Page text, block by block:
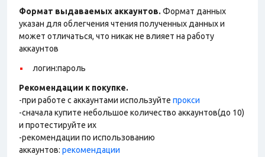
Формат выдаваемых аккаунтов. Формат данных
указан для облегчения чтения полученных данных и
может отличаться, что никак не влияет на работу
аккаунтов
логин:пароль
Рекомендации к покупке.
-при работе с аккаунтами используйте прокси
-сначала купите небольшое количество аккаунтов(до 10)
и протестируйте их
-рекомендации по использованию
аккаунтов: рекомендации